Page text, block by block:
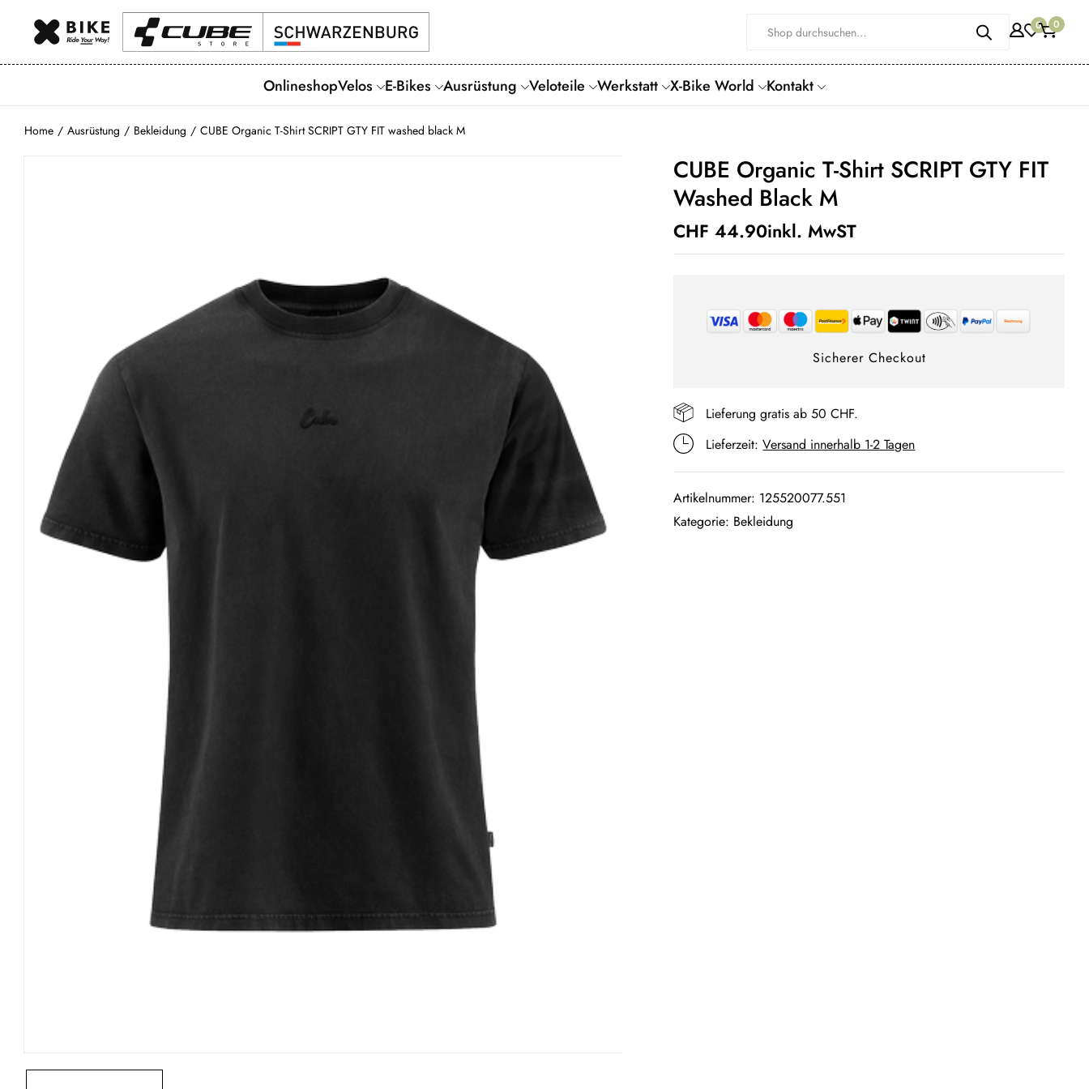
0 0
OnlineshopVelos E-Bikes Ausrüstung Veloteile Werkstatt X-Bike World Kontakt
Home / Ausrüstung / Bekleidung / CUBE Organic T-Shirt SCRIPT GTY FIT washed black M
CUBE Organic T-Shirt SCRIPT GTY FIT
Washed Black M
CHF 44.90inkl. MwST
Sicherer Checkout
Lieferung gratis ab 50 CHF.
Lieferzeit:Versand innerhalb 1-2 Tagen
Artikelnummer: 125520077.551
Kategorie: Bekleidung